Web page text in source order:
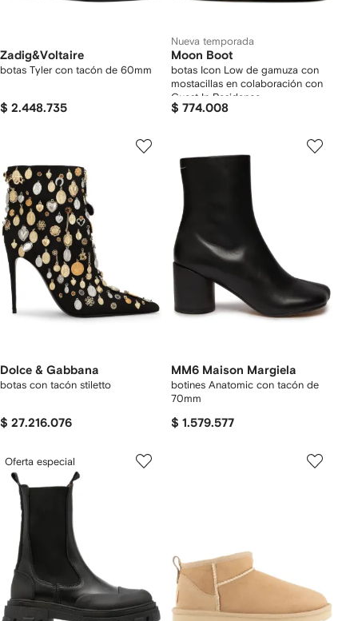
Zadig&Voltaire
botas Tyler con tacón de 60mm
$ 2.448.735
Nueva temporada
Moon Boot
botas Icon Low de gamuza con
mostacillas en colaboración con
Guest In Residence
$ 774.008
Dolce & Gabbana
botas con tacón stiletto
$ 27.216.076
MM6 Maison Margiela
botines Anatomic con tacón de
70mm
$ 1.579.577
Oferta especial